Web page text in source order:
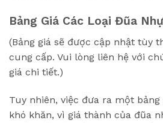
Bảng Giá Các Loại Đũa
(Bảng giá sẽ được cập nhật tùy
cung cấp. Vui lòng liên hệ với
giá chi tiết.)
Tuy nhiên, việc đưa ra một
khó khăn, vì giá thành của đũa